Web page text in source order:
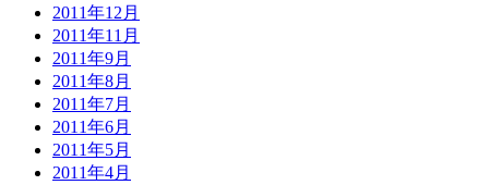
2011年12月
2011年11月
2011年9月
2011年8月
2011年7月
2011年6月
2011年5月
2011年4月